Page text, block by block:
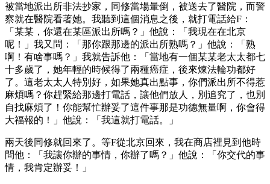
被當地派出所非法抄家，同修當場暈倒，被送去了醫院，而警
察就在醫院看著她。我聽到這個消息之後，就打電話給F：
「某某，你還在某區派出所嗎？」他說：「我現在在北京
呢！」我又問：「那你跟那邊的派出所熟嗎？」他說：「熟
啊！有啥事嗎？」我就告訴他：「當地有一個某某老太太都七
十多歲了，她年輕的時候得了兩種癌症，後來煉法輪功都好
了。這老太太人特別好，如果她真出點事，你們派出所不得惹
麻煩嗎？你趕緊給那邊打電話，讓他們放人，別追究了，也別
自找麻煩了！你能幫忙辦妥了這件事那是功德無量啊，你會得
大福報的！」他說：「我這就打電話。」
兩天後同修就回來了。等F從北京回來，我在商店裡見到他時
問他：「我讓你辦的事情，你辦了嗎？」他說：「你交代的事
情，我肯定辦妥！」